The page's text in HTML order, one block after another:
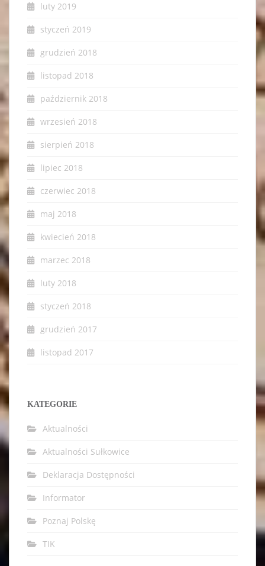
luty 2019
styczeń 2019
grudzień 2018
listopad 2018
październik 2018
wrzesień 2018
sierpień 2018
lipiec 2018
czerwiec 2018
maj 2018
kwiecień 2018
marzec 2018
luty 2018
styczeń 2018
grudzień 2017
listopad 2017
KATEGORIE
Aktualności
Aktualności Sułkowice
Deklaracja Dostępności
Informator
Poznaj Polskę
TIK